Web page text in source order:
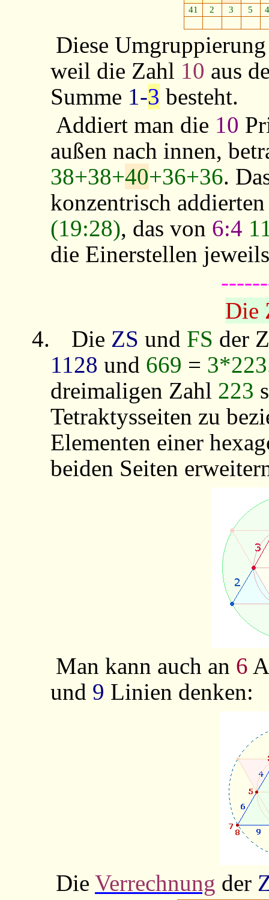
41
2 3 5
Diese
weil die Zahl 10 aus
Summe 1-3 besteht.
Addiert man die 10
außen nach innen,
38+38+40+36+36.
konzentrisch
(19:28), das von 6:4
die Einerstellen
Die
4.
Die ZS und FS der
1128 und 669 = 3*223
dreimaligen Zahl 223
Tetraktysseiten zu
Elementen einer
beiden Seiten
Man kann auch an 6
und 9 Linien denken:
DieVerrechnung der